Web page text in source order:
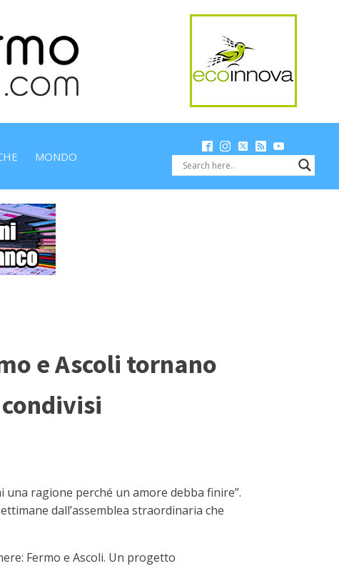
MONDO
e Ascoli tornano
una ragione perché un amore debba finire”.
dall’assemblea straordinaria che
Fermo e Ascoli. Un progetto